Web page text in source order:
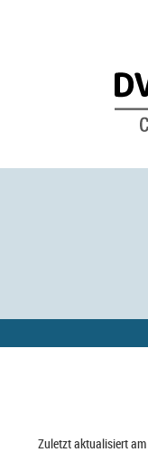
Zuletzt aktualisiert